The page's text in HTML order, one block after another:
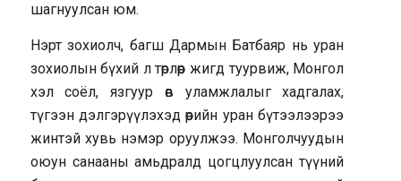
шагнуулсан юм.
Нэрт зохиолч, багш Дармын Батбаяр нь уран
зохиолын бүхий л төрлөөр жигд туурвиж, Монгол
хэл соёл, язгуур өв уламжлалыг хадгалах,
түгээн дэлгэрүүлэхэд өөрийн уран бүтээлээрээ
жинтэй хувь нэмэр оруулжээ. Монголчуудын
оюун санааны амьдралд цогцлуулсан түүний